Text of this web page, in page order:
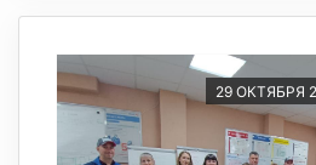
29 ОКТЯБРЯ